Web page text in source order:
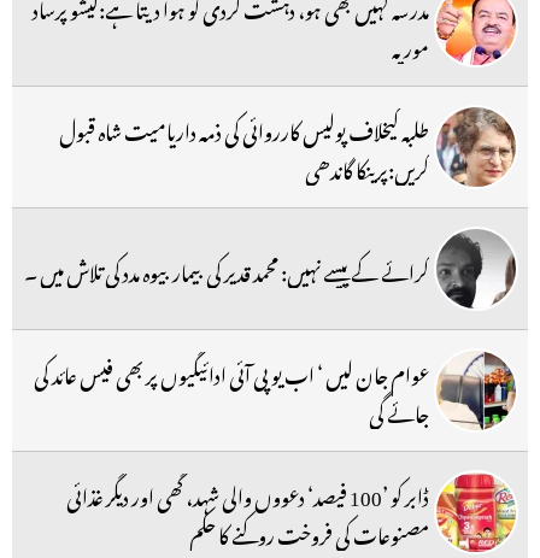
موریہ
طلبہ کیخلاف پولیس کارروائی کی ذمہ داریامیت شاہ قبول
کریں:پرینکا گاندھی
کرائے کے پیسے نہیں: محمد قدیر کی بیمار بیوہ مدد کی تلاش میں ۔
عوام جان لیں ‘ اب یو پی آئی ادائیگیوں پر بھی فیس عائد کی
جائے گی
ڈابر کو ’100 فیصد‘ دعووں والی شہد، گھی اور دیگر غذائی
مصنوعات کی فروخت روکنے کا حکم